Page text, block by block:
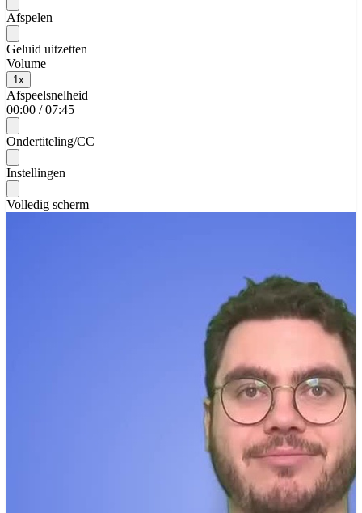
Afspelen
Geluid uitzetten
Volume
1 x
Afspeelsnelheid
00:00 / 07:45
Ondertiteling/CC
Instellingen
Volledig scherm